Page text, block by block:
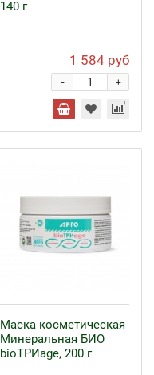
140 г
1 584 руб
+
-
Маска косметическая
Минеральная БИО
bioТРИage, 200 г